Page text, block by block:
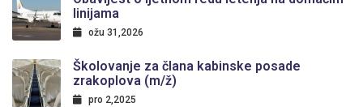
linijama
ožu 31,2026
Školovanje za člana kabinske posade
zrakoplova (m/ž)
pro 2,2025